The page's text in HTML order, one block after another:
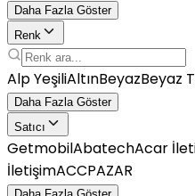
Daha Fazla Göster
Renk
Alp YeşiliAltınBeyazBeyaz
Daha Fazla Göster
Satıcı
GetmobilAbatechAcar
İletişimACCPAZAR